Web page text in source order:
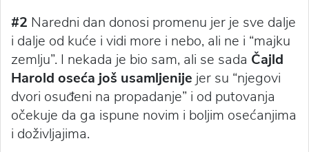
#2 Naredni dan donosi promenu jer je sve dalje
i dalje od kuće i vidi more i nebo, ali ne i “majku
zemlju”. I nekada je bio sam, ali se sada Čajld
Harold oseća još usamljenije jer su “njegovi
dvori osuđeni na propadanje” i od putovanja
očekuje da ga ispune novim i boljim osećanjima
i doživljajima.